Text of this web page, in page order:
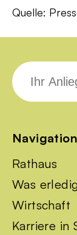
Quelle:
Navigation
Rathaus
Was
Wirtschaft
Karriere in
Suche
nach: